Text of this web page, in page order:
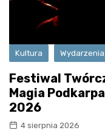
Kultura Wydarzenia
Festiwal
Magia
2026
4 sierpnia 2026